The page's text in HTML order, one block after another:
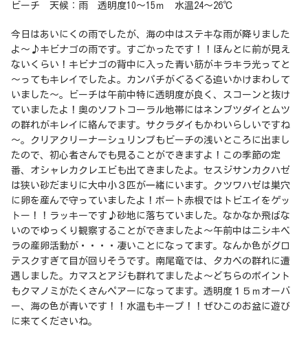
ビーチ 天候：雨 透明度10～15ｍ 水温24～26℃
今日はあいにくの雨でしたが、海の中はステキな雨が降りました
よ～♪キビナゴの雨です。すごかったです！！ほんとに前が見え
ないくらい！キビナゴの背中に入った青い筋がキラキラ光ってと
～ってもキレイでしたよ。カンパチがぐるぐる追いかけまわして
いました～。ビーチは午前中特に透明度が良く、スコーンと抜け
ていましたよ！奥のソフトコーラル地帯にはネンブツダイとムツ
の群れがキレイに絡んでます。サクラダイもかわいらしいですね
～。クリアクリーナーシュリンプもビーチの浅いところに出まし
たので、初心者さんでも見ることができますよ！この季節の定
番、オシャレカクレエビも出てきましたよ。セスジサンカクハゼ
は狭い砂だまりに大中小３匹が一緒にいます。クツワハゼは巣穴
に卵を産んで守っていましたよ！ボート赤根ではトビエイをゲッ
トー！！ラッキーです♪砂地に落ちていました。なかなか飛ばな
いのでゆっくり観察することができましたよ～午前中はニシキベ
ラの産卵活動が・・・・凄いことになってます。なんか色がグロ
テスクすぎて目が回りそうです。南尾竜では、タカベの群れに遭
遇しました。カマスとアジも群れてましたよ～どちらのポイント
もクマノミがたくさんペアーになってます。透明度１５ｍオーバ
ー、海の色が青いです！！水温もキープ！！ぜひこのお盆に遊び
に来てくださいね。